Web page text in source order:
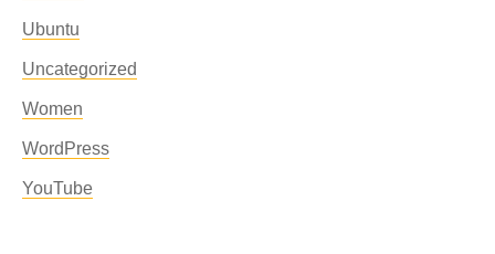
Ubuntu
Uncategorized
Women
WordPress
YouTube